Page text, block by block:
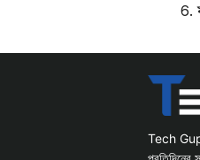
Tech Gup